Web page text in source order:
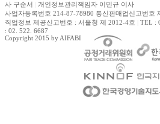
사 구순서
개인정보관리책임자 이민규 이사
사업자등록번호 214-87-78980 통신판매업신고번호
직업정보 제공신고번호 : 서울청 제 2012-4호
TEL :
: 02. 522. 6687
Copyright 2015 by AIFABIZ Corporation All right